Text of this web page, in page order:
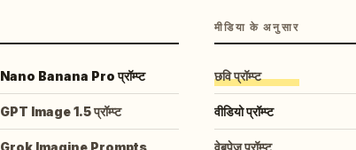
Nano Banana Pro प्रॉम्प्ट
GPT Image 1.5 प्रॉम्प्ट
Grok Imagine Prompts
मीडिया के अनुसार
छवि प्रॉम्प्ट
वीडियो प्रॉम्प्ट
वेबपेज प्रॉम्प्ट